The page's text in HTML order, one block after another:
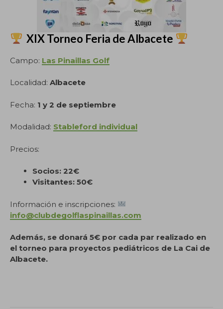
XIX Torneo Feria de Albacete
Campo: Las Pinaillas Golf
Localidad: Albacete
Fecha: 1 y 2 de septiembre
Modalidad: Stableford individual
Precios:
Socios: 22€
Visitantes: 50€
Información e inscripciones:
info@clubdegolflaspinaillas.com
Además, se donará 5€ por cada par realizado en
el torneo para proyectos pediátricos de La Cai de
Albacete.